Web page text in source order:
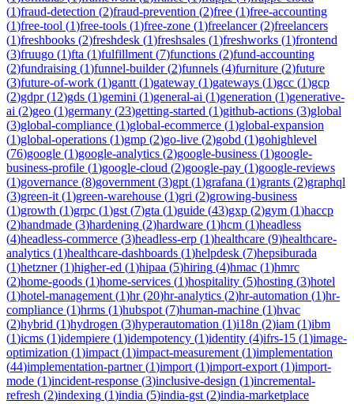
(1)fraud-detection (2)fraud-prevention (2)free (1)free-accounting
(1)free-tool (1)free-tools (1)free-zone (1)freelancer(2)freelancers
(1)freshbooks (2)freshdesk (1)freshsales (1)freshworks (1)frontend
(3)fruugo (1)fta (1)fulfillment (7)functions (2)fund-accounting
(2)fundraising (1)funnel-builder(2)funnels (4)furniture (2)future
(3)future-of-work (1)gantt (1)gateway (1)gateways (1)gcc (1)gcp
(2)gdpr(12)gds (1)gemini (1)general-ai (1)generation (1)generative-
ai (2)geo (1)germany (23)getting-started (1)github-actions (3)global
(3)global-compliance (1)global-ecommerce (1)global-expansion
(1)global-operations (1)gmp (2)go-live (2)gobd (1)gohighlevel
(76)google (1)google-analytics (2)google-business (1)google-
business-profile (1)google-cloud (2)google-pay (1)google-reviews
(1)governance (8)government (3)gpt (1)grafana (1)grants (2)graphql
(3)green-it (1)green-warehouse (1)gri (2)growing-business
(1)growth (1)grpc (1)gst (7)gta (1)guide (43)gxp (2)gym (1)haccp
(2)handmade (3)hardening (2)hardware (1)hcm (1)headless
(4)headless-commerce (3)headless-erp (1)healthcare (9)healthcare-
analytics (1)healthcare-dashboards (1)helpdesk (7)hepsiburada
(1)hetzner(1)higher-ed (1)hipaa (5)hiring (4)hmac (1)hmrc
(2)home-goods (1)home-services (1)hospitality (5)hosting (3)hotel
(1)hotel-management (1)hr(20)hr-analytics (2)hr-automation (1)hr-
compliance (1)hrms (1)hubspot (7)human-machine (1)hvac
(2)hybrid (1)hydrogen (3)hyperautomation (1)i18n (2)iam (1)ibm
(1)icms (1)idempiere (1)idempotency (1)identity (4)ifrs-15 (1)image-
optimization (1)impact (1)impact-measurement (1)implementation
(44)implementation-partner(1)import (1)import-export (1)import-
mode (1)incident-response (3)inclusive-design (1)incremental-
refresh (2)indexing (1)india (5)india-gst (2)india-marketplace